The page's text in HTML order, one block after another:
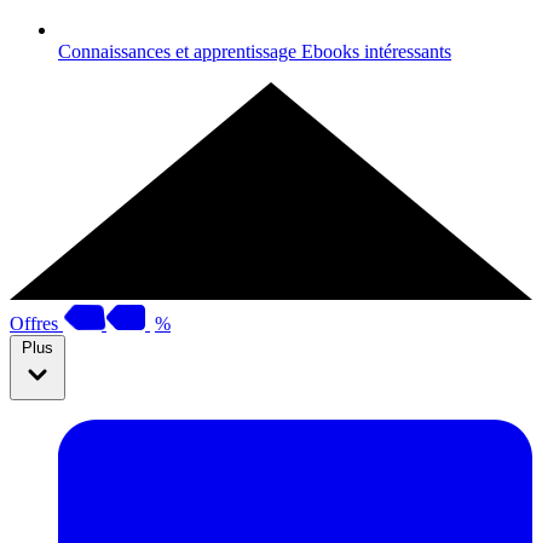
Connaissances et apprentissage Ebooks intéressants
Offres %
Plus